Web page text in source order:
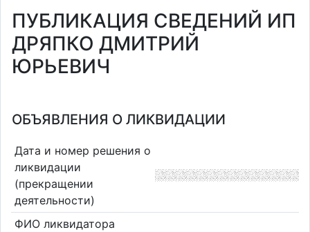
ПУБЛИКАЦИЯ СВЕДЕНИЙ ИП
ДРЯПКО ДМИТРИЙ
ЮРЬЕВИЧ
ОБЪЯВЛЕНИЯ О ЛИКВИДАЦИИ
Дата и номер решения о
ликвидации
(прекращении
деятельности)
ФИО ликвидатора